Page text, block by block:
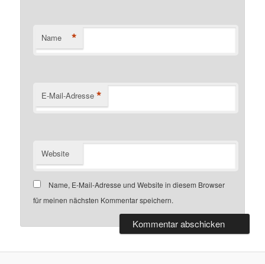
Name *
E-Mail-Adresse *
Website
Name, E-Mail-Adresse und Website in diesem Browser
für meinen nächsten Kommentar speichern.